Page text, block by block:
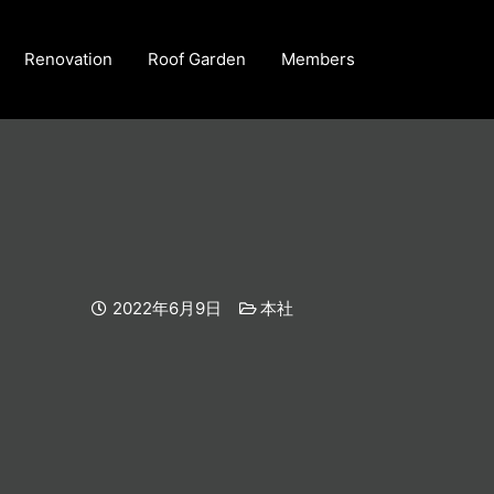
Renovation Roof Garden Members
2022年6月9日 本社